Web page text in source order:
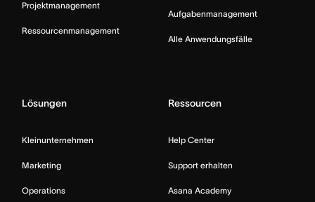
Projektmanagement
Ressourcenmanagement
Aufgabenmanagement
Alle Anwendungsfälle
Lösungen
Kleinunternehmen
Marketing
Operations
Ressourcen
Help Center
Support erhalten
Asana Academy